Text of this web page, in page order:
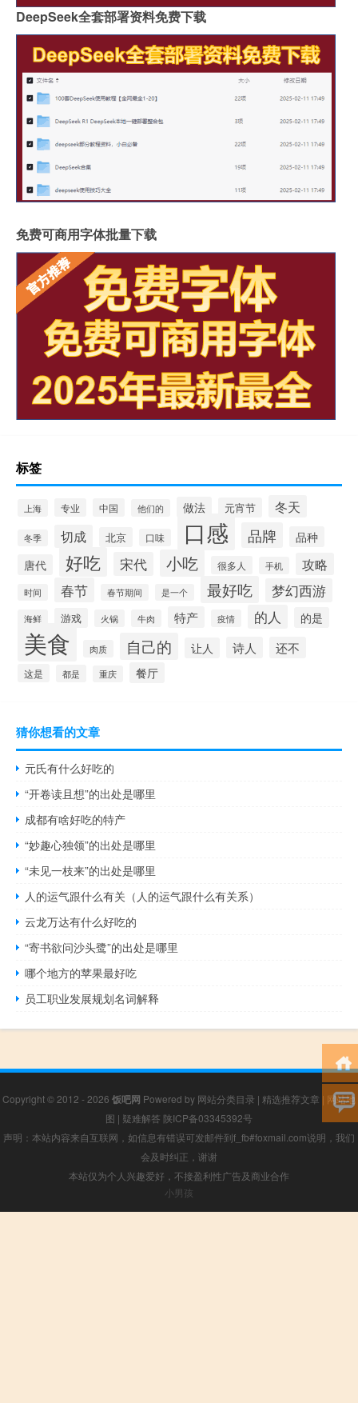
DeepSeek全套部署资料免费下载
免费可商用字体批量下载
标签
上海 专业 中国 他们的 做法 元宵节 冬天
冬季 切成 北京 口味 口感 品牌
品种
唐代
好吃 宋代 小吃 很多人 手机 攻略
时间 春节 春节期间 是一个 最好吃 梦幻西游
海鲜 游戏 火锅 牛肉 特产 疫情 的人 的是
美食 肉质 自己的 让人 诗人 还不
这是 都是 重庆 餐厅
猜你想看的文章
元氏有什么好吃的
“开卷读且想”的出处是哪里
成都有啥好吃的特产
“妙趣心独领”的出处是哪里
“未见一枝来”的出处是哪里
人的运气跟什么有关（人的运气跟什么有关系）
云龙万达有什么好吃的
“寄书欲问沙头鹭”的出处是哪里
哪个地方的苹果最好吃
员工职业发展规划名词解释
Copyright © 2012 - 2026 饭吧网 Powered by 网站分类目录 | 精选推荐文章 | 网站地
图 | 疑难解答 陕ICP备03345392号
声明：本站内容来自互联网，如信息有错误可发邮件到f_fb#foxmail.com说明，我们
会及时纠正，谢谢
本站仅为个人兴趣爱好，不接盈利性广告及商业合作
小男孩